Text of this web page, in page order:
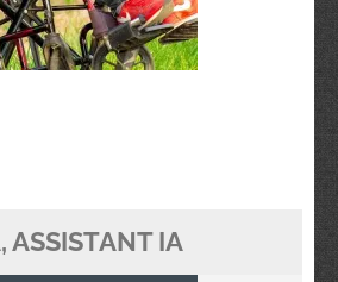
ASSISTANT IA